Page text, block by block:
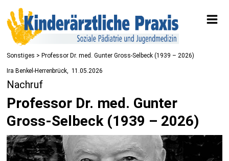
Sonstiges > Professor Dr. med. Gunter Gross-Selbeck (1939 – 2026)
Ira Benkel-Herrenbrück 11.05.2026
Nachruf
Professor Dr. med. Gunter
Gross-Selbeck (1939 – 2026)